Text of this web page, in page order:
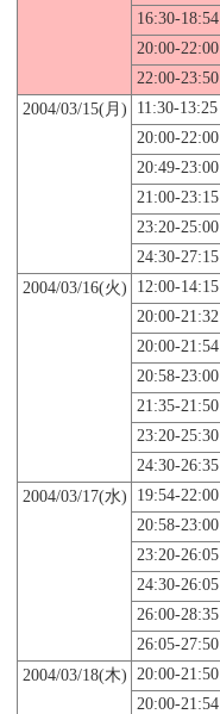
16:30-18:54
20:00-22:00
22:00-23:50
2004/03/15(月) 11:30-13:25
20:00-22:00
20:49-23:00
21:00-23:15
23:20-25:00
24:30-27:15
2004/03/16(火)
12:00-14:15
20:00-21:32
20:00-21:54
20:58-23:00
21:35-21:50
23:20-25:30
24:30-26:35
2004/03/17(水)
19:54-22:00
20:58-23:00
23:20-26:05
24:30-26:05
26:00-28:35
26:05-27:50
2004/03/18(木)
20:00-21:50
20:00-21:54